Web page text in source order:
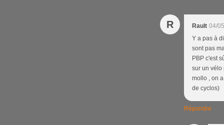
R Rault 04/
Y a pas à
sont pas
PBP c'est
sur un vélo
mollo , on
de cyclos)
Répondre